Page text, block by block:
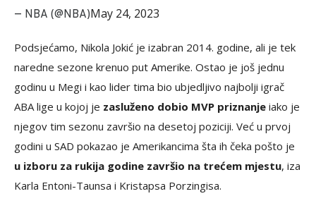
— NBA (@NBA)May 24, 2023
Podsjećamo, Nikola Jokić je izabran 2014. godine, ali je tek
naredne sezone krenuo put Amerike. Ostao je još jednu
godinu u Megi i kao lider tima bio ubjedljivo najbolji igrač
ABA lige u kojoj je zasluženo dobio MVP priznanje iako je
njegov tim sezonu završio na desetoj poziciji. Već u prvoj
godini u SAD pokazao je Amerikancima šta ih čeka pošto je
u izboru za rukija godine završio na trećem mjestu, iza
Karla Entoni-Taunsa i Kristapsa Porzingisa.